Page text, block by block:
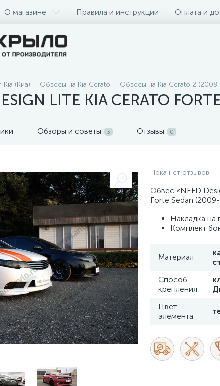
О магазине Правила и инструкции Оплата и
Kia (Киа) Обвесы на Kia Cerato Обвесы на Kia Cerato 2
LITE KIA CERATO
Обзоры и советы 3 Отзывы 0
Пока нет отзывов
Обвес «NEFD
Forte Sedan
Накладка на
Комплект
Материал
Способ
крепления
Цвет
элемента